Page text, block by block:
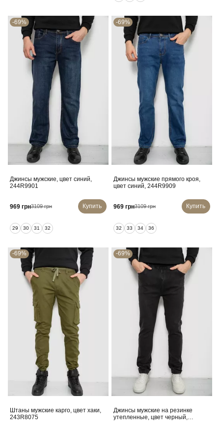
-69%
Джинсы мужские, цвет синий,
244R9901
969 грн3109 грн Купить
29 30 31 32
-69%
Джинсы мужские прямого кроя,
цвет синий, 244R9909
969 грн3109 грн Купить
32 33 34 36
-69%
Штаны мужские карго, цвет хаки,
243R8075
-69%
Джинсы мужские на резинке
утепленные, цвет черный,